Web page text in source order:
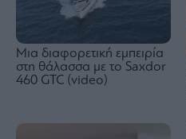
Μια διαφορετική εμπειρία
στη θάλασσα με το Saxdor
460 GTC (video)